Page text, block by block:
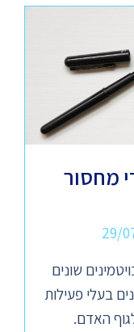
מחסור
29/
שונים
בעלי פעילות
האדם.